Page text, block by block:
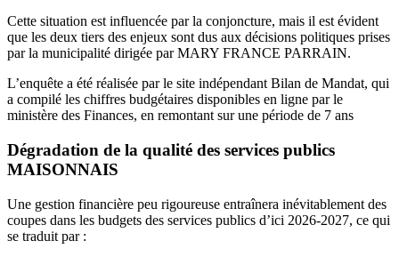
Cette situation est influencée par la conjoncture, mais il est évident
que les deux tiers des enjeux sont dus aux décisions politiques prises
par la municipalité dirigée par MARY FRANCE PARRAIN.
L’enquête a été réalisée par le site indépendant Bilan de Mandat, qui
a compilé les chiffres budgétaires disponibles en ligne par le
ministère des Finances, en remontant sur une période de 7 ans
Dégradation de la qualité des services publics
MAISONNAIS
Une gestion financière peu rigoureuse entraînera inévitablement des
coupes dans les budgets des services publics d’ici 2026-2027, ce qui
se traduit par :